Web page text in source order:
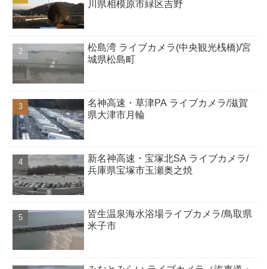
川県相模原市緑区吉野
松島湾 ライブカメラ(中央観光桟橋)/宮
城県松島町
名神高速・草津PA ライブカメラ/滋賀
県大津市月輪
新名神高速・宝塚北SA ライブカメラ/
兵庫県宝塚市玉瀬奥之焼
皆生温泉海水浴場ライブカメラ/鳥取県
米子市